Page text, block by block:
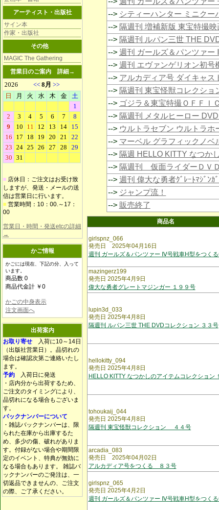
アーティスト・出版社
サイン本
作家・出版社
その他
MAGIC The Gathering
営業日のご案内 詳細→
■ 店休日：ご注文はお受け致
しますが、発送・メールの送
信は営業日に行います。
■ 営業時間：10：00.～17：
00
営業日・時間・発送etcの詳細
→
かご情報
かごには現在、下記の分、入って
います。
商品数 0
商品代金計 ￥0
かごの中身表示
注文画面へ
出荷案内
お取り寄せ 入荷に10～14日
（出版社営業日）。品切れの
場合は確認次第ご連絡いたし
ます。
予約 入荷日に発送
・店内分から出荷するため、
ご注文のタイミングにより、
品切れになる場合もございま
す。
バックナンバーについて
・雑誌バックナンバーは、限
られた在庫から出庫するた
め、多少の傷、破れがありま
す。付録がない場合や期間限
定のイベント、特典が無効に
なる場合もあります。 雑誌バ
ックナンバーのご発注は、一
切返品できませんの、ご注文
の際、ご了承ください。
--> シティーハンター ミニクー
--> 隔週刊 増補新版 東宝特撮
--> 隔週刊 ルパン三世 THE
--> 週刊 ガールズ＆パンツァ
--> 週刊 エヴァンゲリオン初号
--> アルカディア号 ダイキャス
--> 隔週刊 東宝怪獣コレクショ
--> ゴジラ＆東宝特撮ＯＦＦ
--> 隔週刊 メタルヒーロー
--> ウルトラセブン ウルトラホ
--> マーベル グラフィックノベ
--> 隔週 HELLO KITTY なつか
--> 隔週刊 仮面ライダーＤＶ
--> 週刊 偉大な勇者ｸﾞﾚｰﾄﾏｼﾞﾝｶ
--> ジャンプ流！
--> 販売終了
商品名
girlspnz_066
発売日 2025年04月16日
週刊 ガールズ＆パンツァー Ⅳ号戦車H型をつく
mazingerz199
発売日 2025年4月9日
偉大な勇者グレートマジンガー １９９号
lupin3d_033
発売日 2025年4月8日
隔週刊 ルパン三世 THE DVDコレクション ３３号
hellokitty_094
発売日 2025年4月8日
HELLO KITTY なつかしのアイテムコレクション
tohoukaij_044
発売日 2025年4月8日
隔週刊 東宝怪獣コレクション ４４号
arcadia_083
発売日 2025年04月02日
アルカディア号をつくる ８３号
girlspnz_065
発売日 2025年4月2日
週刊 ガールズ＆パンツァー Ⅳ号戦車H型をつく